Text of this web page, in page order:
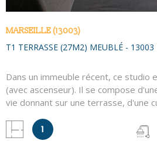
MARSEILLE (13003)
T1 TERRASSE (27M2) MEUBLÉ - 13003
Dans un immeuble récent, ce studio
(avec ascenseur). Il se compose
vie donnant sur une terrasse, d'une
réfrigérateur et congélateur), d'une
1